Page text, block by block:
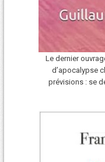
Le dernier
d’apocalypse
prévisions : se